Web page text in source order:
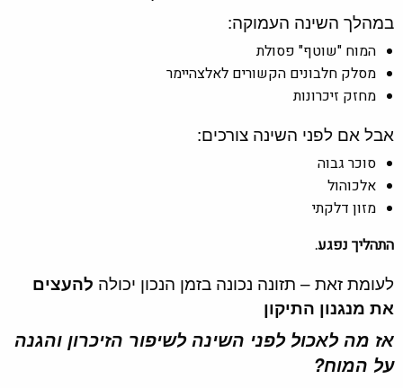
במהלך השינה העמוקה:
המוח "שוטף" פסולת
מסלק חלבונים הקשורים לאלצהיימר
מחזק זיכרונות
אבל אם לפני השינה צורכים:
סוכר גבוה
אלכוהול
מזון דלקתי
התהליך נפגע.
לעומת זאת – תזונה נכונה בזמן הנכון יכולהלהעצים
את מנגנון התיקון
אז מה לאכול לפני השינה לשיפור הזיכרון והגנה
על המוח?